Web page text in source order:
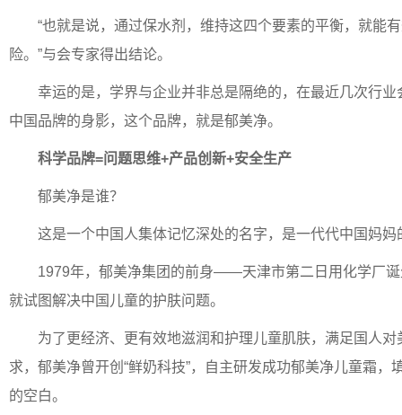
“也就是说，通过保水剂，维持这四个要素的平衡，就能
险。”与会专家得出结论。
幸运的是，学界与企业并非总是隔绝的，在最近几次行
中国品牌的身影，这个品牌，就是郁美净。
科学品牌=问题思维+产品创新+安全生产
郁美净是谁？
这是一个中国人集体记忆深处的名字，是一代代中国妈妈
1979年，郁美净集团的前身——天津市第二日用化学厂
就试图解决中国儿童的护肤问题。
为了更经济、更有效地滋润和护理儿童肌肤，满足国人
求，郁美净曾开创“鲜奶科技”，自主研发成功郁美净儿童霜，
的空白。